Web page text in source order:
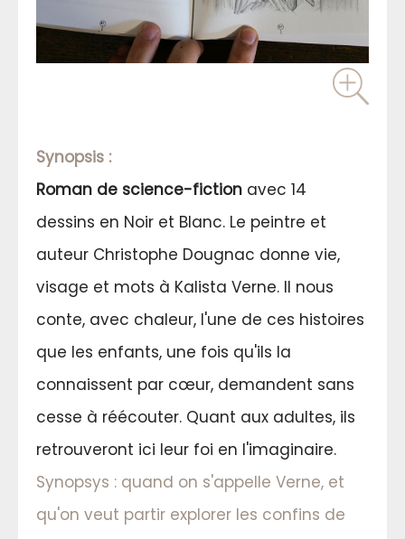
Synopsis :
Roman de science-fiction avec 14
dessins en Noir et Blanc. Le peintre et
auteur Christophe Dougnac donne vie,
visage et mots à Kalista Verne. Il nous
conte, avec chaleur, l'une de ces histoires
que les enfants, une fois qu'ils la
connaissent par cœur, demandent sans
cesse à réécouter. Quant aux adultes, ils
retrouveront ici leur foi en l'imaginaire.
Synopsys : quand on s'appelle Verne, et
qu'on veut partir explorer les confins de